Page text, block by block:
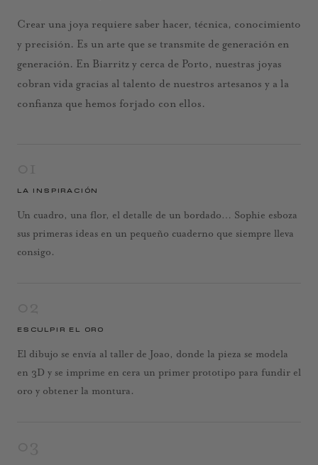
Crear una joya requiere saber hacer, técnica, conocimiento
y precisión. Es un arte que se transmite de generación en
generación. En Biarritz y cerca de Porto, nuestras joyas
cobran vida gracias al talento de nuestros artesanos y a la
confianza que hemos forjado con ellos.
LA INSPIRACIÓN
Un cuadro, una flor, el detalle de un bordado… Sophie esboza
sus primeras ideas en un pequeño cuaderno que siempre lleva
consigo.
ESCULPIR EL ORO
El dibujo se envía al taller de Joao, donde la pieza se modela
en 3D y se imprime en cera un primer prototipo para fundir el
oro y obtener la montura.